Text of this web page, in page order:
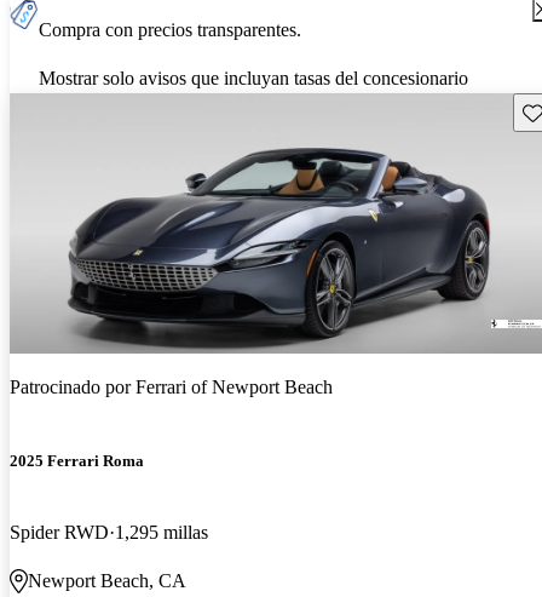
Compra con precios transparentes.
Mostrar solo avisos que incluyan tasas del concesionario
Patrocinado porFerrari of Newport Beach
2025 Ferrari Roma
Spider RWD 1,295 millas
Newport Beach, CA